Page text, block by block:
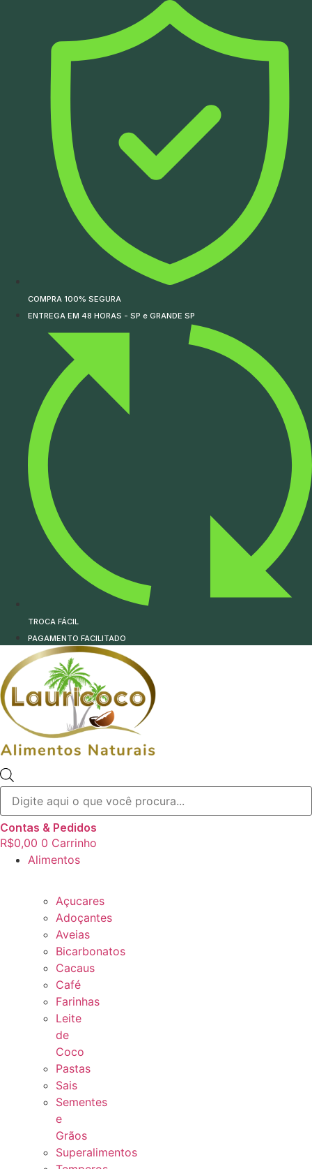
COMPRA 100% SEGURA
ENTREGA EM 48 HORAS - SP e GRANDE SP
TROCA FÁCIL
PAGAMENTO FACILITADO
produtos
Contas & Pedidos
R$0,00 0 Carrinho
Alimentos
Açucares
Adoçantes
Aveias
Bicarbonatos
Cacaus
Café
Farinhas
Leite
de
Coco
Pastas
Sais
Sementes
e
Grãos
Superalimentos